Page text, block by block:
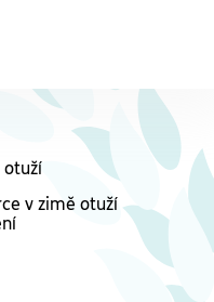
otuží
v zimě otuží